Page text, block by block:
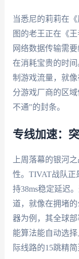
当悉尼的莉莉在
图的老王正在《
网络数据传输需
在消耗宝贵的时
制游戏流量，就
分游戏厂商的区
不通"的封条。
专线加速：
上周落幕的银河
性。TIVAT战队正
持38ms稳定延迟
道，就像在拥堵
器为例，其全球
能算法能自动选
际线路的15跳精简